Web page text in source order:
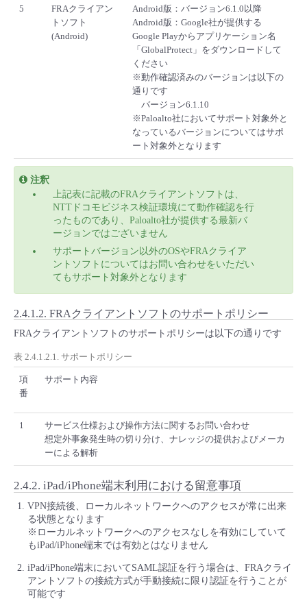
5
FRAクライアン
トソフト
(Android)
Android版：バージョン6.1.0以降
Android版：Google社が提供する
Google Playからアプリケーション名
「GlobalProtect」をダウンロードして
ください
※動作確認済みのバージョンは以下の
通りです
バージョン6.1.10
※Paloalto社においてサポート対象外と
なっているバージョンについてはサポ
ート対象外となります
注釈
上記表に記載のFRAクライアントソフトは、
NTTドコモビジネス検証環境にて動作確認を行
ったものであり、Paloalto社が提供する最新バ
ージョンではございません
サポートバージョン以外のOSやFRAクライア
ントソフトについてはお問い合わせをいただい
てもサポート対象外となります
2.4.1.2. FRAクライアントソフトのサポートポリシー
FRAクライアントソフトのサポートポリシーは以下の通りです
表 2.4.1.2.1. サポートポリシー
項
番
サポート内容
1
サービス仕様および操作方法に関するお問い合わせ
想定外事象発生時の切り分け、ナレッジの提供およびメーカ
ーによる解析
2.4.2. iPad/iPhone端末利用における留意事項
VPN接続後、ローカルネットワークへのアクセスが常に出来
る状態となります
※ローカルネットワークへのアクセスなしを有効にしていて
もiPad/iPhone端末では有効とはなりません
iPad/iPhone端末においてSAML認証を行う場合は、FRAクライ
アントソフトの接続方式が手動接続に限り認証を行うことが
可能です